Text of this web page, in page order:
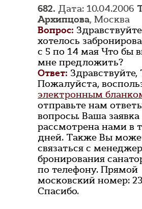
682. Дата: 10.04.2006
Архипцова, Москва
Вопрос:
хотелось
с 5 по 14 мая Что бы
мне предложить?
Ответ: Здравствуйте,
Пожалуйста,
электронным
отправьте нам
вопросы. Ваша заявка
рассмотрена нами в
дней. Также Вы
связаться с
бронирования
по телефону. Прямой
московский номер:
Спасибо.